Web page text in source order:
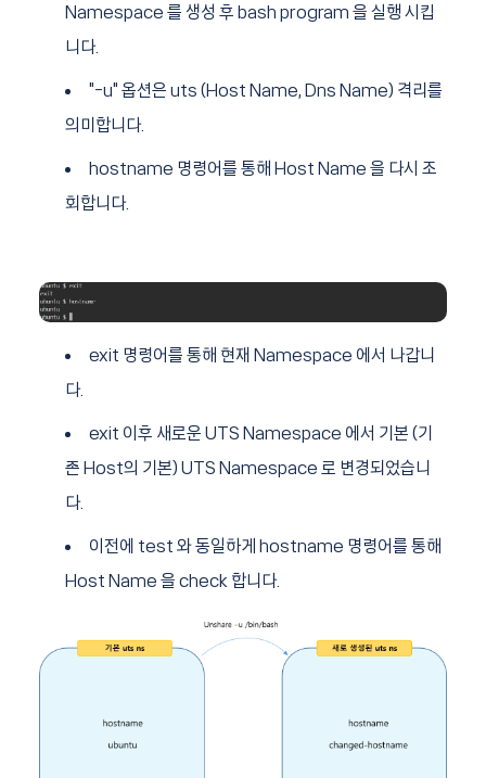
Namespace 를 생성 후 bash program 을 실행 시킵
니다.
"-u" 옵션은 uts (Host Name, Dns Name) 격리를
의미합니다.
hostname 명령어를 통해 Host Name 을 다시 조
회합니다.
exit 명령어를 통해 현재 Namespace 에서 나갑니
다.
exit 이후 새로운 UTS Namespace 에서 기본 (기
존 Host의 기본) UTS Namespace 로 변경되었습니
다.
이전에 test 와 동일하게 hostname 명령어를 통해
Host Name 을 check 합니다.